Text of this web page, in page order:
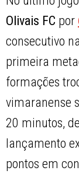
Olivais FC por
consecutivo
primeira
formações
vimaranense
20 minutos,
lançamento
pontos em